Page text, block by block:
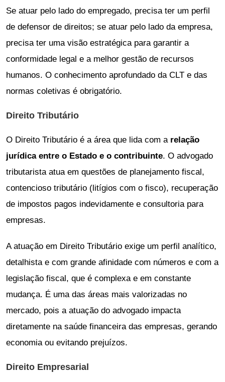
Se atuar pelo lado do empregado, precisa ter um perfil
de defensor de direitos; se atuar pelo lado da empresa,
precisa ter uma visão estratégica para garantir a
conformidade legal e a melhor gestão de recursos
humanos. O conhecimento aprofundado da CLT e das
normas coletivas é obrigatório.
Direito Tributário
O Direito Tributário é a área que lida com a relação
jurídica entre o Estado e o contribuinte. O advogado
tributarista atua em questões de planejamento fiscal,
contencioso tributário (litígios com o fisco), recuperação
de impostos pagos indevidamente e consultoria para
empresas.
A atuação em Direito Tributário exige um perfil analítico,
detalhista e com grande afinidade com números e com a
legislação fiscal, que é complexa e em constante
mudança. É uma das áreas mais valorizadas no
mercado, pois a atuação do advogado impacta
diretamente na saúde financeira das empresas, gerando
economia ou evitando prejuízos.
Direito Empresarial